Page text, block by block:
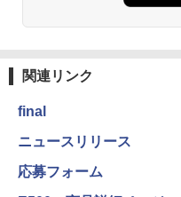
関連リンク
final
ニュースリリース
応募フォーム